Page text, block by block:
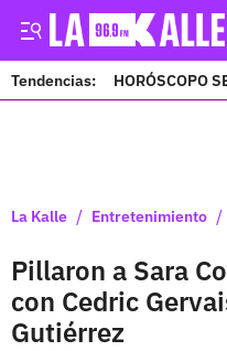
Tendencias: HORÓSCOPO
La Kalle / Entretenimiento /
Pillaron a Sara
con Cedric
Gutiérrez